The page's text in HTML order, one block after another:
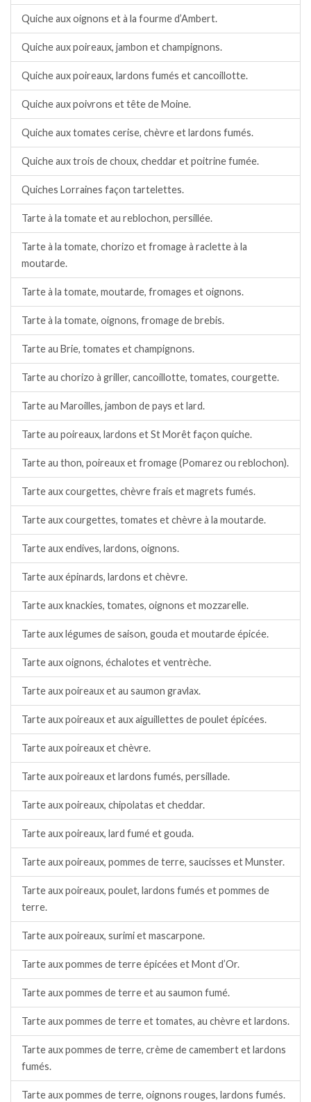
Quiche aux oignons et à la fourme d’Ambert.
Quiche aux poireaux, jambon et champignons.
Quiche aux poireaux, lardons fumés et cancoillotte.
Quiche aux poivrons et tête de Moine.
Quiche aux tomates cerise, chèvre et lardons fumés.
Quiche aux trois de choux, cheddar et poitrine fumée.
Quiches Lorraines façon tartelettes.
Tarte à la tomate et au reblochon, persillée.
Tarte à la tomate, chorizo et fromage à raclette à la
moutarde.
Tarte à la tomate, moutarde, fromages et oignons.
Tarte à la tomate, oignons, fromage de brebis.
Tarte au Brie, tomates et champignons.
Tarte au chorizo à griller, cancoillotte, tomates, courgette.
Tarte au Maroilles, jambon de pays et lard.
Tarte au poireaux, lardons et St Morêt façon quiche.
Tarte au thon, poireaux et fromage (Pomarez ou reblochon).
Tarte aux courgettes, chèvre frais et magrets fumés.
Tarte aux courgettes, tomates et chèvre à la moutarde.
Tarte aux endives, lardons, oignons.
Tarte aux épinards, lardons et chèvre.
Tarte aux knackies, tomates, oignons et mozzarelle.
Tarte aux légumes de saison, gouda et moutarde épicée.
Tarte aux oignons, échalotes et ventrèche.
Tarte aux poireaux et au saumon gravlax.
Tarte aux poireaux et aux aiguillettes de poulet épicées.
Tarte aux poireaux et chèvre.
Tarte aux poireaux et lardons fumés, persillade.
Tarte aux poireaux, chipolatas et cheddar.
Tarte aux poireaux, lard fumé et gouda.
Tarte aux poireaux, pommes de terre, saucisses et Munster.
Tarte aux poireaux, poulet, lardons fumés et pommes de
terre.
Tarte aux poireaux, surimi et mascarpone.
Tarte aux pommes de terre épicées et Mont d’Or.
Tarte aux pommes de terre et au saumon fumé.
Tarte aux pommes de terre et tomates, au chèvre et lardons.
Tarte aux pommes de terre, crème de camembert et lardons
fumés.
Tarte aux pommes de terre, oignons rouges, lardons fumés.